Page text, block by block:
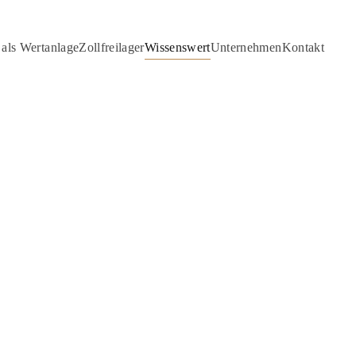
WertanlageZollfreilagerWissenswertUnternehmenKontakt